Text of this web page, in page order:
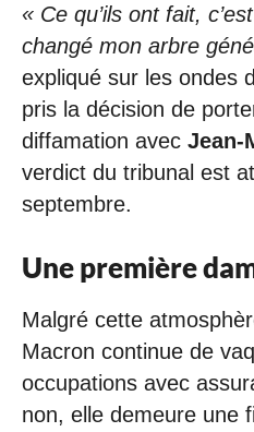
« Ce qu’ils ont fait,
changé mon arbre
expliqué sur les ondes
pris la décision de
diffamation avec Jean-
verdict du tribunal est
septembre.
Une première
Malgré cette
Macron continue de
occupations avec
non, elle demeure une